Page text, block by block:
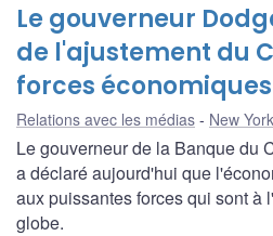
Le gouverneur
de l'ajustement du
forces
Relations avec les médias New
Le gouverneur de la Banque du
a déclaré aujourd'hui que
aux puissantes forces qui sont à
globe.